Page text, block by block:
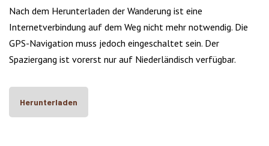
Nach dem Herunterladen der Wanderung ist eine
Internetverbindung auf dem Weg nicht mehr notwendig. Die
GPS-Navigation muss jedoch eingeschaltet sein. Der
Spaziergang ist vorerst nur auf Niederländisch verfügbar.
Herunterladen